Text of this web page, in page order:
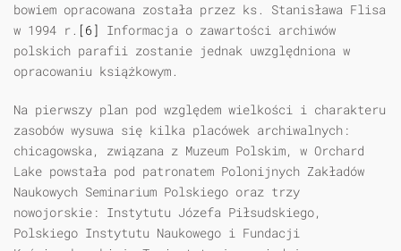
bowiem opracowana została przez ks. Stanisława Flisa
w 1994 r. [6] Informacja o zawartości archiwów
polskich parafii zostanie jednak uwzględniona w
opracowaniu książkowym.
Na pierwszy plan pod względem wielkości i charakteru
zasobów wysuwa się kilka placówek archiwalnych:
chicagowska, związana z Muzeum Polskim, w Orchard
Lake powstała pod patronatem Polonijnych Zakładów
Naukowych Seminarium Polskiego oraz trzy
nowojorskie: Instytutu Józefa Piłsudskiego,
Polskiego Instytutu Naukowego i Fundacji